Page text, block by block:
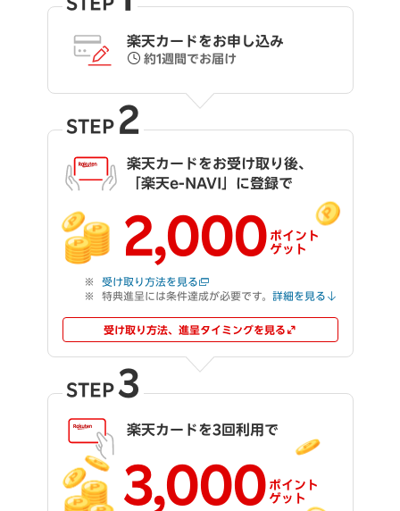
楽天カードをお申し込み
約1週間でお届け
STEP 2
楽天カードをお受け取り後、
「楽天e-NAVI」に登録で
2,000 ポイント
ゲット
受け取り方法を見る
特典進呈には条件達成が必要です。 詳細を見る
受け取り方法、進呈タイミングを見る
STEP 3
楽天カードを3回利用で
3,000 ポイント
ゲット